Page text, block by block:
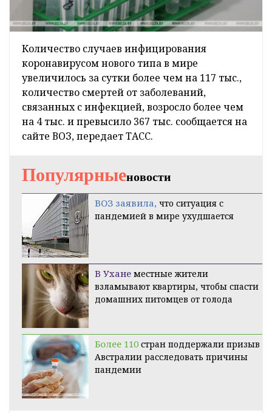
Количество случаев инфицирования
коронавирусом нового типа в мире
увеличилось за сутки более чем на 117 тыс.,
количество смертей от заболеваний,
связанных с инфекцией, возросло более чем
на 4 тыс. и превысило 367 тыс. сообщается на
сайте ВОЗ, передает ТАСС.
Популярныеновости
ВОЗ заявила, что ситуация с
пандемией в мире ухудшается
В Ухане местные жители
взламывают квартиры, чтобы спасти
домашних питомцев от голода
Более 110 стран поддержали призыв
Австралии расследовать причины
пандемии